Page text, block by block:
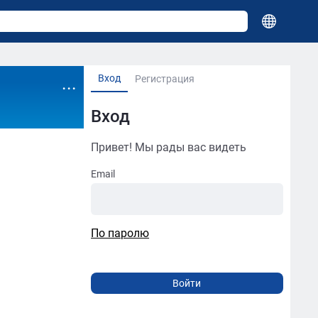
Вход Регистрация
Вход
Привет! Мы рады вас видеть
Email
По паролю
...